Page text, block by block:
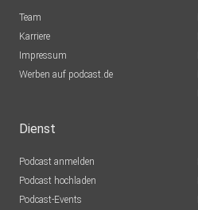
Team
Karriere
Impressum
Werben auf podcast.de
Dienst
Podcast anmelden
Podcast hochladen
Podcast-Events